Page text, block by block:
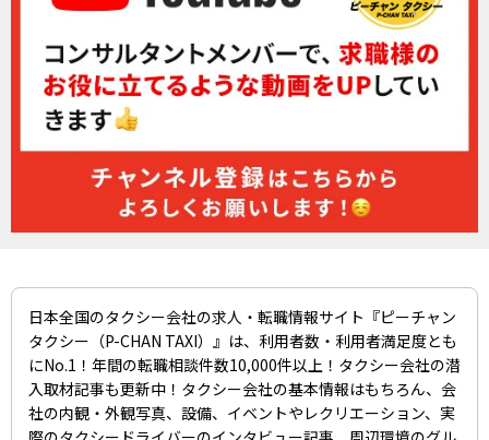
日本全国のタクシー会社の求人・転職情報サイト『ピーチャン
タクシー（P-CHAN TAXI）』は、利用者数・利用者満足度とも
にNo.1！年間の転職相談件数10,000件以上！タクシー会社の潜
入取材記事も更新中！タクシー会社の基本情報はもちろん、会
社の内観・外観写真、設備、イベントやレクリエーション、実